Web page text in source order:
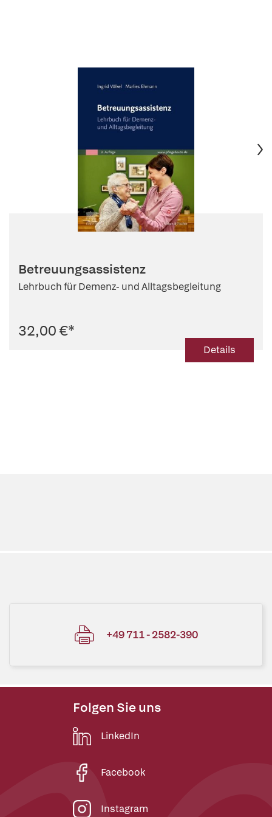
Betreuungsassistenz
Lehrbuch für Demenz- und Alltagsbegleitung
32,00 €*
Details
+49 711 - 2582-390
Folgen Sie uns
LinkedIn
Facebook
Instagram